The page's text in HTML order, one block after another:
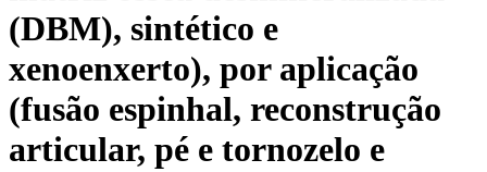
(DBM), sintético e
xenoenxerto), por aplicação
(fusão espinhal, reconstrução
articular, pé e tornozelo e